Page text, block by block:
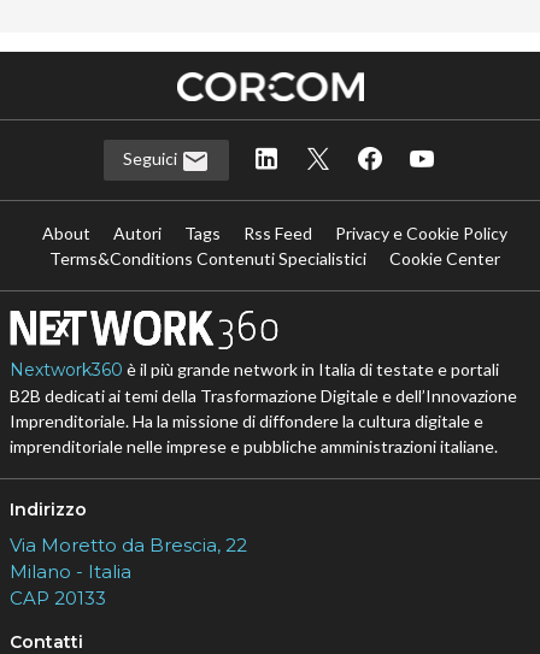
Seguici
About Autori Tags Rss Feed
Privacy e Cookie Policy
Terms&Conditions Contenuti Specialistici
Cookie Center
Nextwork360 è il più grande network in Italia di testate e portali
B2B dedicati ai temi della Trasformazione Digitale e dell’Innovazione
Imprenditoriale. Ha la missione di diffondere la cultura digitale e
imprenditoriale nelle imprese e pubbliche amministrazioni italiane.
Indirizzo
Via Moretto da Brescia, 22
Milano - Italia
CAP 20133
Contatti